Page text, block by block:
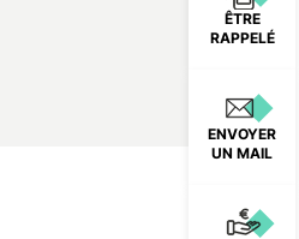
ÊTRE
RAPPELÉ
ENVOYER
UN MAIL